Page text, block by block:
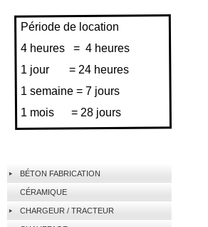
BÉTON FABRICATION
CÉRAMIQUE
CHARGEUR / TRACTEUR
Période de location
4 heures = 4 heures
1 jour = 24 heures
1 semaine = 7 jours
1 mois = 28 jours